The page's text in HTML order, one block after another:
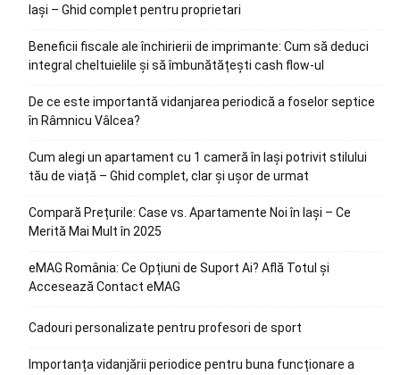
Iași – Ghid complet pentru proprietari
Beneficii fiscale ale închirierii de imprimante: Cum să deduci
integral cheltuielile și să îmbunătățești cash flow-ul
De ce este importantă vidanjarea periodică a foselor septice
în Râmnicu Vâlcea?
Cum alegi un apartament cu 1 cameră în Iași potrivit stilului
tău de viață – Ghid complet, clar și ușor de urmat
Compară Prețurile: Case vs. Apartamente Noi în Iași – Ce
Merită Mai Mult în 2025
eMAG România: Ce Opțiuni de Suport Ai? Află Totul și
Accesează Contact eMAG
Cadouri personalizate pentru profesori de sport
Importanța vidanjării periodice pentru buna funcționare a